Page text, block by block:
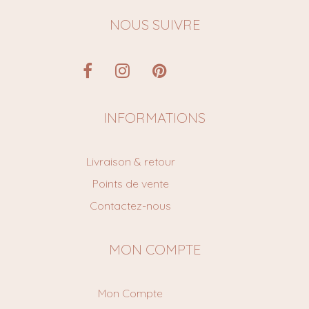
NOUS SUIVRE
INFORMATIONS
Livraison & retour
Points de vente
Contactez-nous
MON COMPTE
Mon Compte